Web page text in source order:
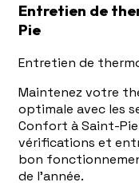
Entretien de
Pie
Entretien de
Maintenez votre
optimale avec les
Confort à Saint-
vérifications et
bon
de l'année.